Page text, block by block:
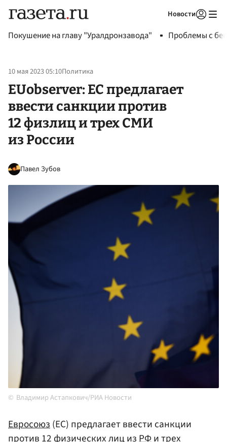
Новости
Покушение на главу "Уралдронзавода" Проблемы с
10 мая 2023 05:10Политика
EUobserver: ЕС предлагает
ввести санкции против
12 физлиц и трех СМИ
из России
Павел Зубов
Владимир Астапкович/РИА Новости
Евросоюз(ЕС) предлагает ввести санкции
против 12 физических лиц изРФи трех